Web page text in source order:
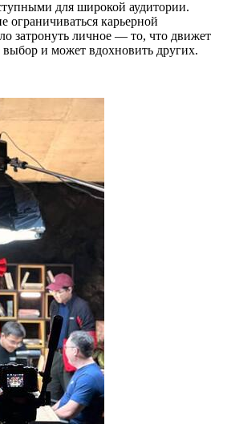
для широкой аудитории.
ограничиваться карьерной
затронуть личное — то, что движет
и может вдохновить других.